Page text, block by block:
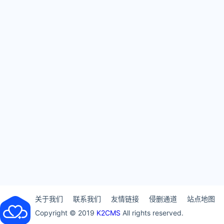
关于我们 联系我们 友情链接 侵删通道
站点地图
Copyright © 2019 K2CMS All rights reserved.